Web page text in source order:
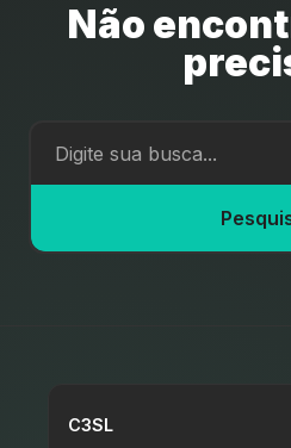
Não
C3SL